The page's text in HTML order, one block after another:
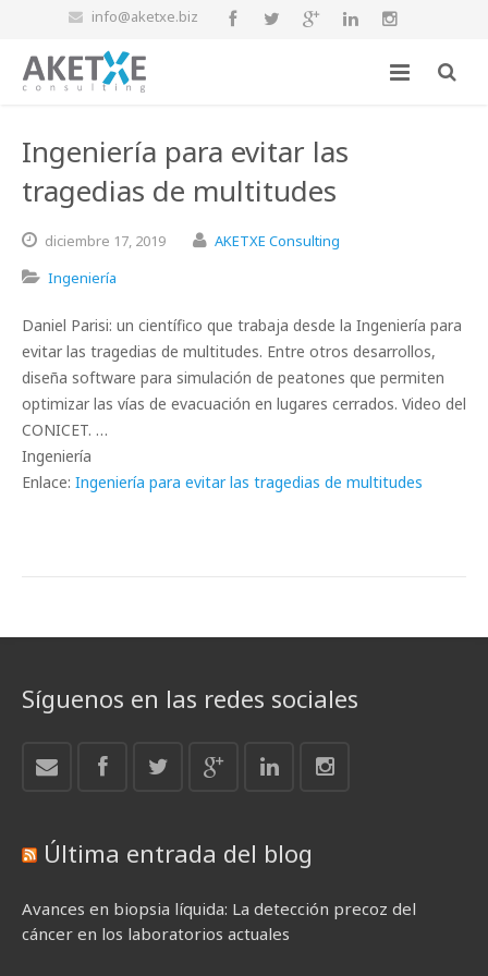
info@aketxe.biz
Ingeniería para evitar las
tragedias de multitudes
diciembre 17, 2019
AKETXE Consulting
Ingeniería
Daniel Parisi: un científico que trabaja desde la Ingeniería para
evitar las tragedias de multitudes. Entre otros desarrollos,
diseña software para simulación de peatones que permiten
optimizar las vías de evacuación en lugares cerrados. Video del
CONICET. …
Ingeniería
Enlace: Ingeniería para evitar las tragedias de multitudes
Síguenos en las redes sociales
Última entrada del blog
Avances en biopsia líquida: La detección precoz del
cáncer en los laboratorios actuales